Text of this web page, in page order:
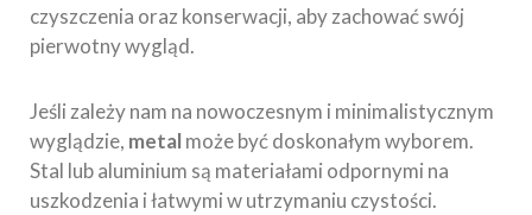
czyszczenia oraz konserwacji, aby zachować swój
pierwotny wygląd.
Jeśli zależy nam na nowoczesnym i minimalistycznym
wyglądzie, metalmoże być doskonałym wyborem.
Stal lub aluminium są materiałami odpornymi na
uszkodzenia i łatwymi w utrzymaniu czystości.